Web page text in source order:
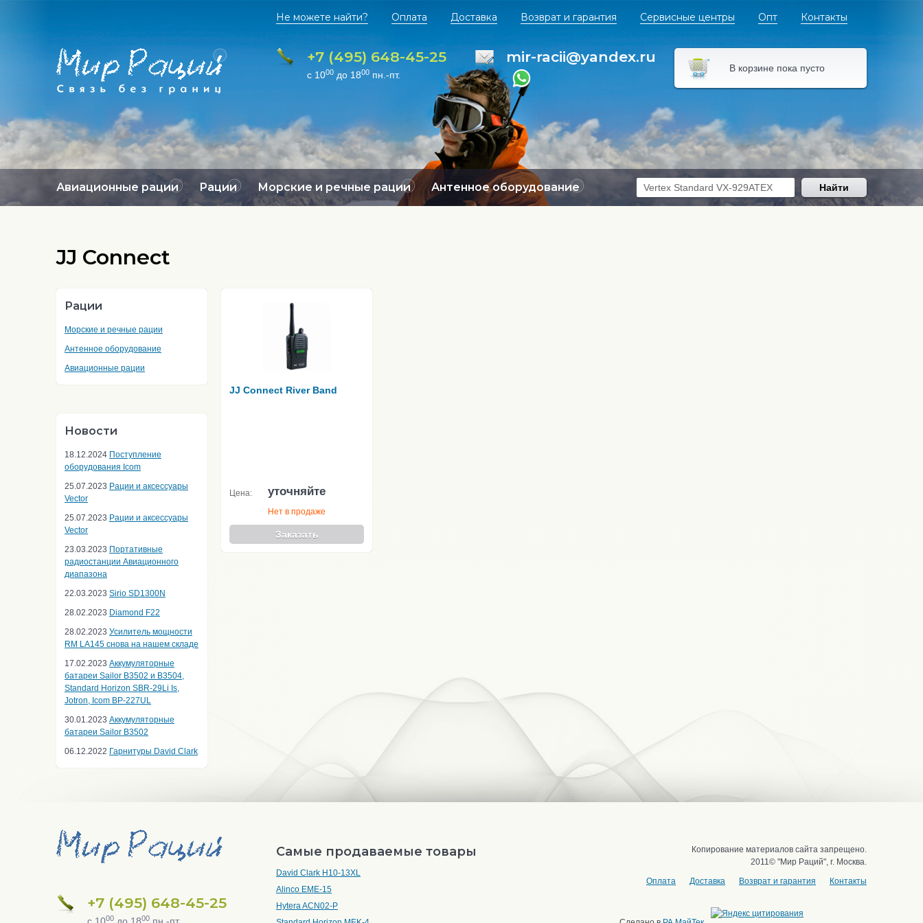
Не можете найти? Оплата Доставка Возврат и гарантия Сервисные центры Опт Контакты
+7 (495) 648-45-25
с 1000 до 1800 пн.-пт.
mir-racii@yandex.ru
В корзине пока пусто
Авиационные рации Рации Морские и речные рации Антенное оборудование Найти
JJ Connect
Рации
Морские и речные рации
Антенное оборудование
Авиационные рации
Новости
18.12.2024 Поступление
оборудования Icom
25.07.2023 Рации и аксессуары
Vector
25.07.2023 Рации и аксессуары
Vector
23.03.2023 Портативные
радиостанции Авиационного
диапазона
22.03.2023 Sirio SD1300N
28.02.2023 Diamond F22
28.02.2023 Усилитель мощности
RM LA145 снова на нашем складе
17.02.2023 Аккумуляторные
батареи Sailor B3502 и B3504,
Standard Horizon SBR-29Li Is,
Jotron, Icom BP-227UL
30.01.2023 Аккумуляторные
батареи Sailor B3502
06.12.2022 Гарнитуры David Clark
JJ Connect River Band
Цена: уточняйте
Нет в продаже
Заказать
+7 (495) 648-45-25
00 00
Самые продаваемые товары
David Clark H10-13XL
Alinco EME-15
Hytera ACN02-P
Копирование материалов сайта запрещено.
2011© "Мир Раций", г. Москва.
Оплата
Доставка Возврат и гарантия Контакты